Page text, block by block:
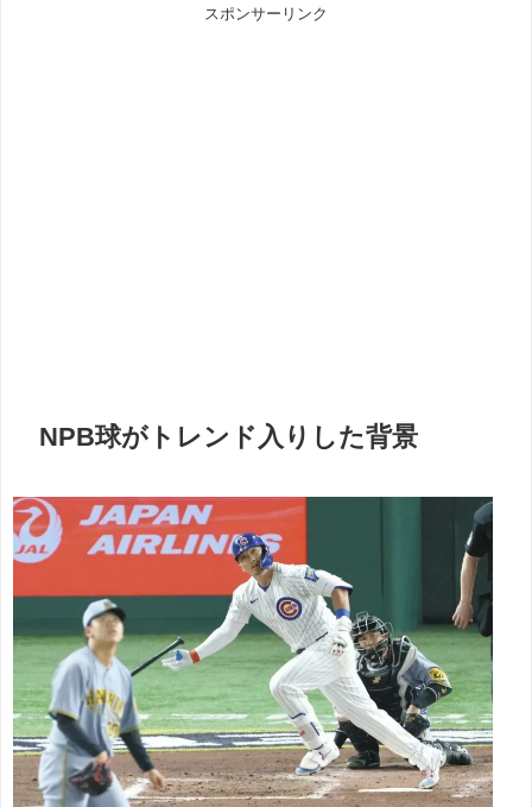
スポンサーリンク
NPB球がトレンド入りした背景